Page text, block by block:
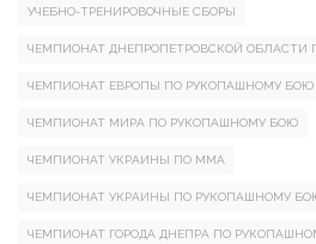
УЧЕБНО-ТРЕНИРОВОЧНЫЕ СБОРЫ
ЧЕМПИОНАТ ДНЕПРОПЕТРОВСКОЙ ОБЛАСТИ
ЧЕМПИОНАТ ЕВРОПЫ ПО РУКОПАШНОМУ БОЮ
ЧЕМПИОНАТ МИРА ПО РУКОПАШНОМУ БОЮ
ЧЕМПИОНАТ УКРАИНЫ ПО ММА
ЧЕМПИОНАТ УКРАИНЫ ПО РУКОПАШНОМУ
ЧЕМПИОНАТ ГОРОДА ДНЕПРА ПО